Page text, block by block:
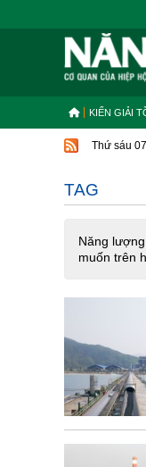
KIẾN GIẢI
Thứ sáu
TAG
Năng
muốn trên